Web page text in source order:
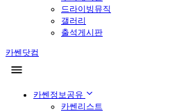
드라이빙뮤직
갤러리
출석게시판
카쎈닷컴
카쎈정보공유
카쎈리스트